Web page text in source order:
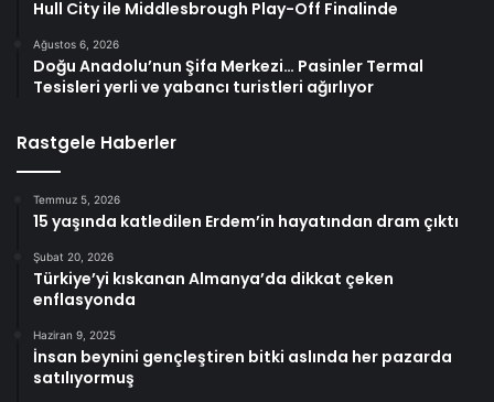
Hull City ile Middlesbrough Play-Off Finalinde
Ağustos 6, 2026
Doğu Anadolu’nun Şifa Merkezi… Pasinler Termal
Tesisleri yerli ve yabancı turistleri ağırlıyor
Rastgele Haberler
Temmuz 5, 2026
15 yaşında katledilen Erdem’in hayatından dram çıktı
Şubat 20, 2026
Türkiye’yi kıskanan Almanya’da dikkat çeken
enflasyonda
Haziran 9, 2025
İnsan beynini gençleştiren bitki aslında her pazarda
satılıyormuş